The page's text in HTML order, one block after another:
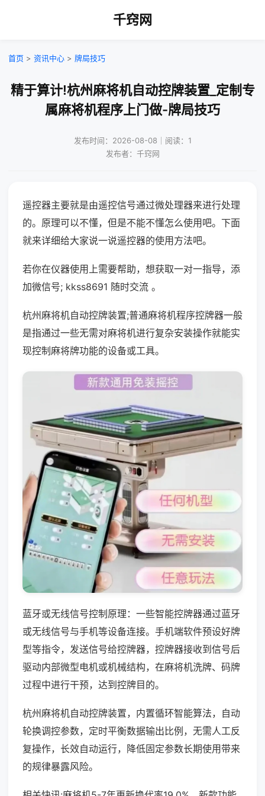
千窍网
首页 > 资讯中心 > 牌局技巧
精于算计!杭州麻将机自动控牌装置_定制专
属麻将机程序上门做-牌局技巧
发布时间：2026-08-08｜阅读：1
发布者：千窍网
遥控器主要就是由遥控信号通过微处理器来进行处理
的。原理可以不懂，但是不能不懂怎么使用吧。下面
就来详细给大家说一说遥控器的使用方法吧。
若你在仪器使用上需要帮助，想获取一对一指导，添
加微信号; kkss8691 随时交流 。
杭州麻将机自动控牌装置;普通麻将机程序控牌器一般
是指通过一些无需对麻将机进行复杂安装操作就能实
现控制麻将牌功能的设备或工具。
蓝牙或无线信号控制原理：一些智能控牌器通过蓝牙
或无线信号与手机等设备连接。手机端软件预设好牌
型等指令，发送信号给控牌器，控牌器接收到信号后
驱动内部微型电机或机械结构，在麻将机洗牌、码牌
过程中进行干预，达到控牌目的。
杭州麻将机自动控牌装置，内置循环智能算法，自动
轮换调控参数，定时平衡数据输出比例，无需人工反
复操作，长效自动运行，降低固定参数长期使用带来
的规律暴露风险。